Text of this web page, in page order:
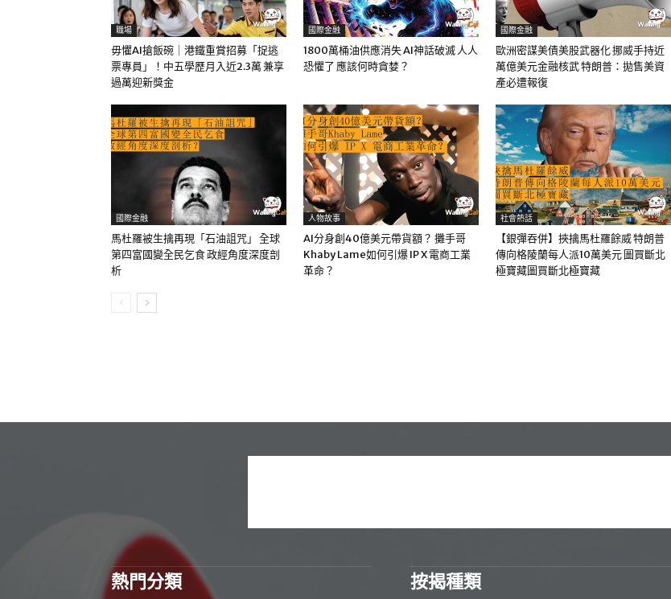
職場
毋懼AI搶飯碗｜港鐵重賞招募「捉逃
票專員」！中五學歷月入近2.3萬 兼享
過萬迎新獎金
國際金融
1800萬桶油供應消失 AI神話破滅 人人
恐懼了 應該何時貪婪？
國際金融
歐洲密謀美債美股武器化 挪威手持近
萬億美元金融核武 特朗普：拋售美資
產必遭報復
國際金融
馬杜羅被生擒再現「石油詛咒」 全球
第四富國變全民乞食 政經角度深度剖
析
人物故事
AI分身創40億美元帶貨額？ 攤手哥
Khaby Lame如何引爆 IP X 電商工業
革命？
社會熱話
【銀彈吞併】挾擒馬杜羅餘威 特朗普
傳向格陵蘭每人派10萬美元 圖買斷北
極寶藏圖買斷北極寶藏
熱門分類 按揭種類